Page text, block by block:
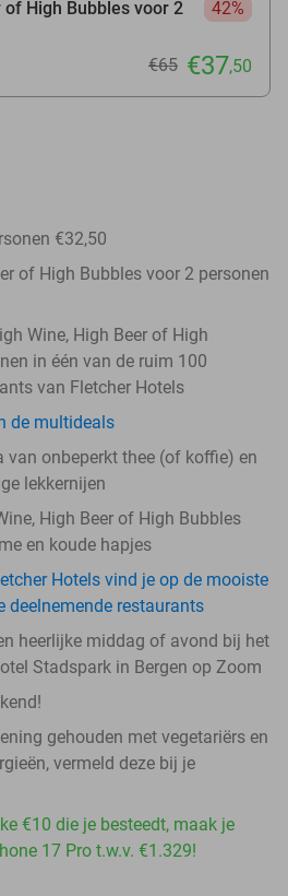
of High Bubbles voor 2
42%
€65 €37,50
€32,50
of High Bubbles voor 2 personen
Wine, High Beer of High
in één van de ruim 100
van Fletcher Hotels
de multideals
van onbeperkt thee (of koffie) en
lekkernijen
High Beer of High Bubbles
en koude hapjes
Hotels vind je op de mooiste
deelnemende restaurants
heerlijke middag of avond bij het
Stadspark in Bergen op Zoom​
gehouden met vegetariërs en
vermeld deze bij je
€10 die je besteedt, maak je
17 Pro t.w.v. €1.329!